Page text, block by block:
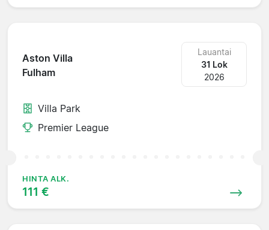
Aston Villa
Fulham
Lauantai
31 Lok
2026
Villa Park
Premier League
HINTA ALK.
111 €